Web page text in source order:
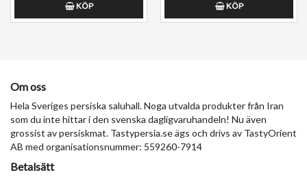
KÖP KÖP
Om oss
Hela Sveriges persiska saluhall. Noga utvalda produkter från Iran
som du inte hittar i den svenska dagligvaruhandeln! Nu även
grossist av persiskmat. Tastypersia.se ägs och drivs av TastyOrient
AB med organisationsnummer: 559260-7914
Betalsätt